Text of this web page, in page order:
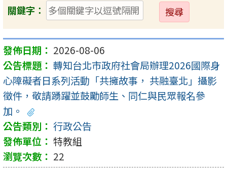
關鍵字：
送
出
2026-08-06
轉知台北市政府社會局辦理2026國際身
心障礙者日系列活動「共擁故事， 共融臺北」攝影
徵件，敬請踴躍並鼓勵師生、同仁與民眾報名參
加。
行政公告
特教組
22